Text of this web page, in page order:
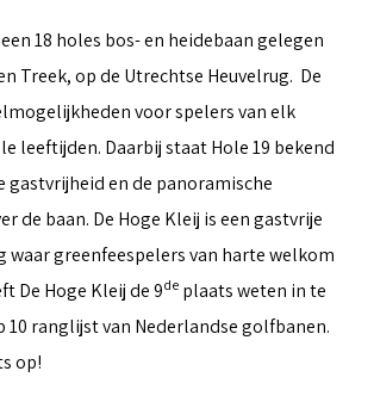
18 holes bos- en heidebaan gelegen
Treek, op de Utrechtse Heuvelrug. De
voor spelers van elk
leeftijden. Daarbij staat Hole 19 bekend
gastvrijheid en de panoramische
de baan. De Hoge Kleij is een gastvrije
waar greenfeespelers van harte welkom
De Hoge Kleij de 9de plaats weten in te
10 ranglijst van Nederlandse golfbanen.
op!